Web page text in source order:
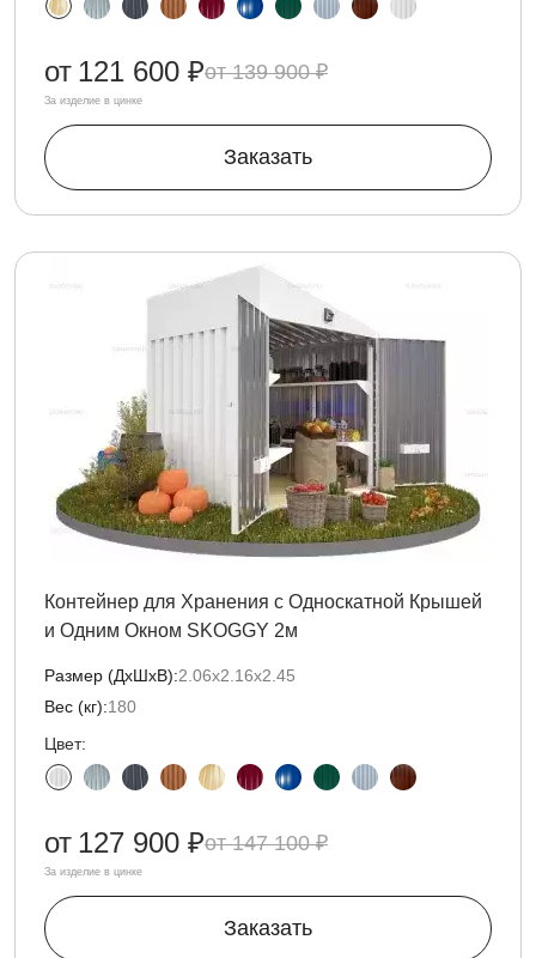
139 900 ₽
от 121 600 ₽
За изделие в цинке
Заказать
Контейнер для Хранения с Односкатной Крышей
и Одним Окном SKOGGY 2м
Размер (ДxШxВ):2.06х2.16х2.45
Вес (кг):180
Цвет:
147 100 ₽
от 127 900 ₽
За изделие в цинке
Заказать